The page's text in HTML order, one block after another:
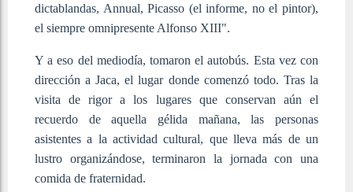
dictablandas, Annual, Picasso (el informe, no el pintor),
el siempre omnipresente Alfonso XIII".
Y a eso del mediodía, tomaron el autobús. Esta vez con
dirección a Jaca, el lugar donde comenzó todo. Tras la
visita de rigor a los lugares que conservan aún el
recuerdo de aquella gélida mañana, las personas
asistentes a la actividad cultural, que lleva más de un
lustro organizándose, terminaron la jornada con una
comida de fraternidad.